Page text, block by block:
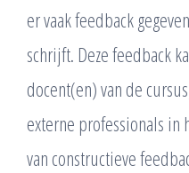
er vaak feedback
schrijft. Deze feedback
docent(en) van de
externe professionals in
van constructieve